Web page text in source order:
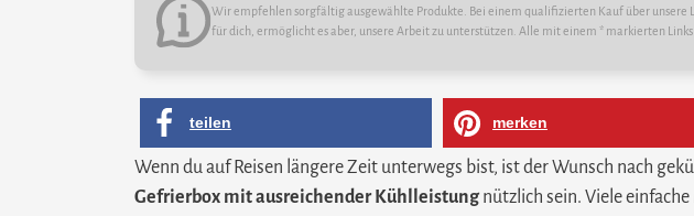
Wir empfehlen sorgfältig ausgewählte Produkte. Bei einem qualifizierten Kauf über unsere
für dich, ermöglicht es aber, unsere Arbeit zu unterstützen. Alle mit einem * markierten
teilen merken
Wenn du auf Reisen längere Zeit unterwegs bist, ist der Wunsch nach
Gefrierbox mit ausreichender Kühlleistungnützlich sein. Viele